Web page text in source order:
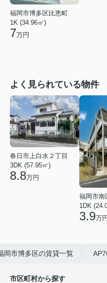
福岡市博多区比恵町
1K (34.96㎡)
7万円
よく見られている物件
春日市上白水２丁目
3DK (57.95㎡)
8.8万円
福岡市南
1DK
3.9万
岡市博多区の賃貸一覧
市区町村から探す